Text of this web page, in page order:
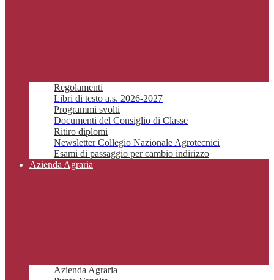
Regolamenti
Libri di testo a.s. 2026-2027
Programmi svolti
Documenti del Consiglio di Classe
Ritiro diplomi
Newsletter Collegio Nazionale Agrotecnici
Esami di passaggio per cambio indirizzo
Azienda Agraria
Azienda Agraria